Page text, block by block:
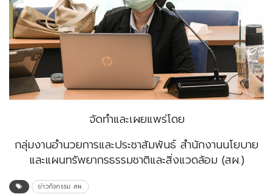
จัดทำและเผยแพร่โดย
กลุ่มงานอำนวยการและประชาสัมพันธ์ สำนักงานนโยบาย
และแผนทรัพยากรธรรมชาติและสิ่งแวดล้อม (สผ.)
ข่าวกิจกรรม สผ.